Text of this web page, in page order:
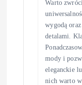
Warto
wygodą
detalami.
mody i
eleganckie
nich warto